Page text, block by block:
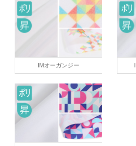
IMオーガンジー